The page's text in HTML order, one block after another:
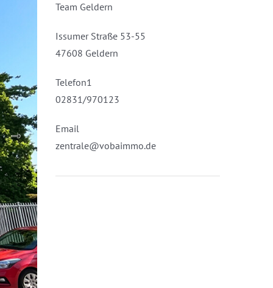
Team Geldern
Issumer Straße 53-55
47608 Geldern
Telefon1
02831/970123
Email
zentrale@vobaimmo.de